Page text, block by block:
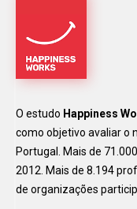
O estudo Happiness
como objetivo avaliar o
Portugal. Mais de
2012. Mais de 8.194
de organizações